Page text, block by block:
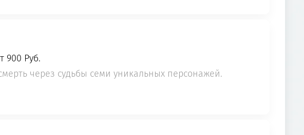
900 Руб.
через судьбы семи уникальных персонажей.